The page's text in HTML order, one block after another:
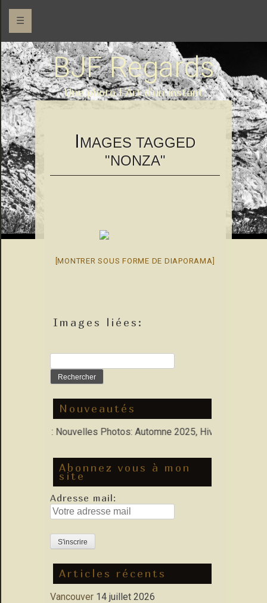
☰
BJF Regards
Une photo l 'Art d'un instant
IMAGES TAGGED
"NONZA"
[MONTRER SOUS FORME DE DIAPORAMA]
Images liées:
Nouveautés
Porfolio : Nouvelles Photos: Automne 2025, Hiver 2026
Abonnez vous à mon
site
Adresse mail:
Articles récents
Vancouver 14 juillet 2026